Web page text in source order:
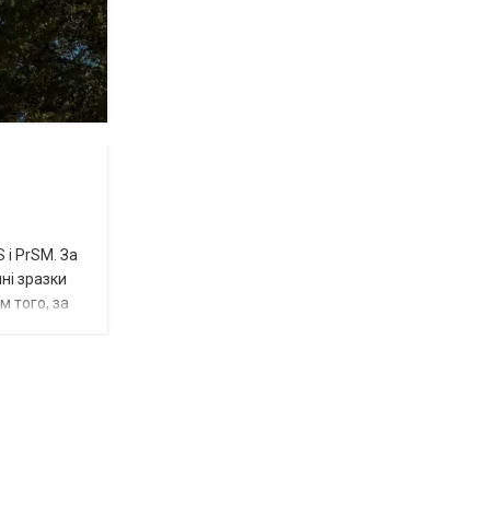
PrSM. За
зразки
того, за